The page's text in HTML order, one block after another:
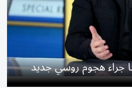
جراء هجوم روسي جديد